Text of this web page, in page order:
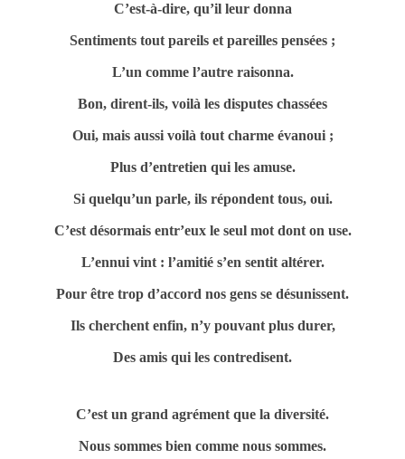
C’est-à-dire, qu’il leur donna
Sentiments tout pareils et pareilles pensées ;
L’un comme l’autre raisonna.
Bon, dirent-ils, voilà les disputes chassées
Oui, mais aussi voilà tout charme évanoui ;
Plus d’entretien qui les amuse.
Si quelqu’un parle, ils répondent tous, oui.
C’est désormais entr’eux le seul mot dont on use.
L’ennui vint : l’amitié s’en sentit altérer.
Pour être trop d’accord nos gens se désunissent.
Ils cherchent enfin, n’y pouvant plus durer,
Des amis qui les contredisent.
C’est un grand agrément que la diversité.
Nous sommes bien comme nous sommes.